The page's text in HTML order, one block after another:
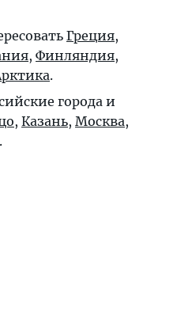
Греция,
, Финляндия,
.
города и
, Казань, Москва,
.